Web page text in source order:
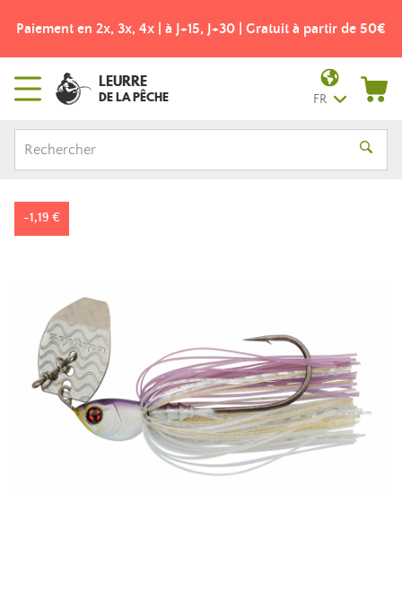
à partir de 50€ Frais de port offerts dès 49€ ! - Point relais
LEURRE
DE LA PÊCHE FR
-1,19 €